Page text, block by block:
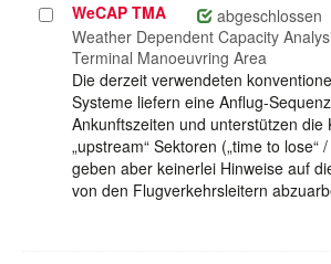
Projekt
auswählen
WeCAP TMA abgeschlossen
Weather Dependent Capacity
Terminal Manoeuvring Area
Die derzeit verwendeten
Systeme liefern eine Anflug-
Ankunftszeiten und unterstützen die
„upstream“ Sektoren („time to lose“
geben aber keinerlei Hinweise auf
von den Flugverkehrsleitern